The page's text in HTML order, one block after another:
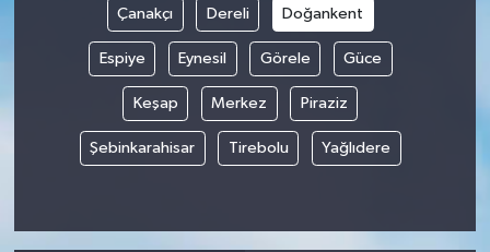
Çanakçı Dereli Doğankent
Espiye Eynesil Görele Güce
Keşap Merkez Piraziz
Şebinkarahisar Tirebolu Yağlıdere
BÖLGE
TÜRKİYE
DÜNYA